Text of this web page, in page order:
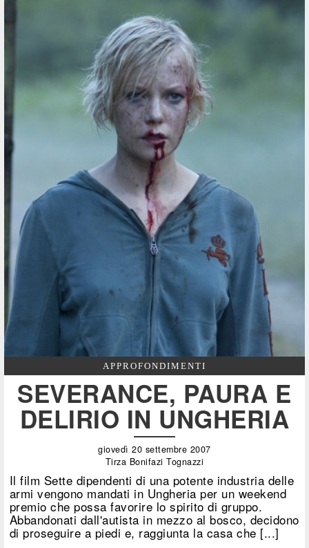
APPROFONDIMENTI
SEVERANCE, PAURA E
DELIRIO IN UNGHERIA
giovedì 20 settembre 2007
Tirza Bonifazi Tognazzi
Il film Sette dipendenti di una potente industria delle
armi vengono mandati in Ungheria per un weekend
premio che possa favorire lo spirito di gruppo.
Abbandonati dall'autista in mezzo al bosco, decidono
di proseguire a piedi e, raggiunta la casa che [...]